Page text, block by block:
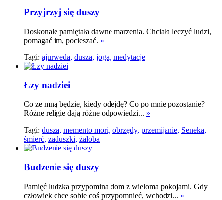
Przyjrzyj się duszy
Doskonale pamiętała dawne marzenia. Chciała leczyć ludzi,
pomagać im, pocieszać. »
Tagi: ajurweda, dusza, joga, medytacje
Łzy nadziei
Co ze mną będzie, kiedy odejdę? Co po mnie pozostanie?
Różne religie dają różne odpowiedzi... »
Tagi: dusza, memento mori, obrzędy, przemijanie, Seneka,
śmierć, zaduszki, żałoba
Budzenie się duszy
Pamięć ludzka przypomina dom z wieloma pokojami. Gdy
człowiek chce sobie coś przypomnieć, wchodzi... »